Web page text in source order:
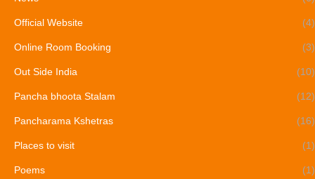
Official Website (4)
Online Room Booking (3)
Out Side India (10)
Pancha bhoota Stalam (12)
Pancharama Kshetras (16)
Places to visit (1)
Poems (1)